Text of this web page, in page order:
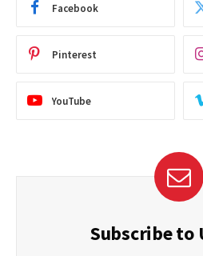
Facebook
Pinterest
YouTube
Subscribe to